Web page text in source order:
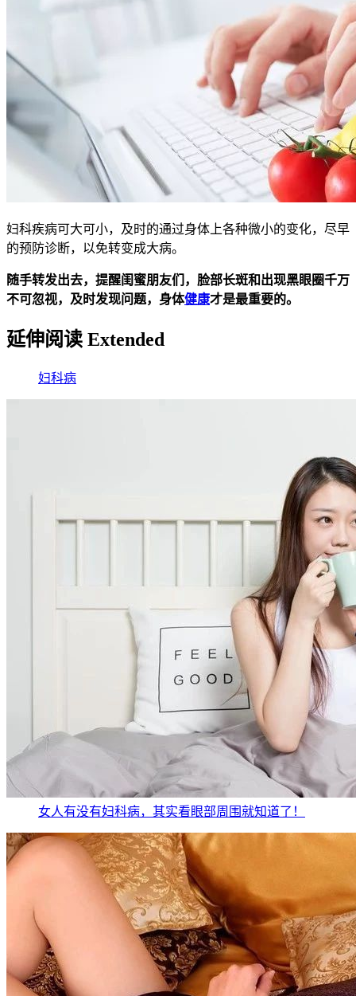
妇科疾病可大可小，及时的通过身体上各种微小的变化，尽早
的预防诊断，以免转变成大病。
随手转发出去，提醒闺蜜朋友们，脸部长斑和出现黑眼圈千万
不可忽视，及时发现问题，身体健康才是最重要的。
延伸阅读 Extended
妇科病
女人有没有妇科病，其实看眼部周围就知道了！